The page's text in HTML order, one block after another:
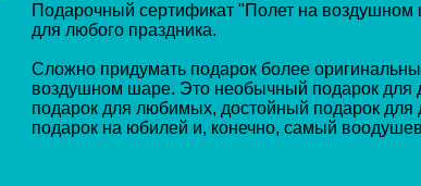
Подарочный сертификат "Полет на
для любого праздника.
Сложно придумать подарок более
воздушном шаре. Это необычный подарок для
подарок для любимых, достойный подарок для
подарок на юбилей и, конечно, самый